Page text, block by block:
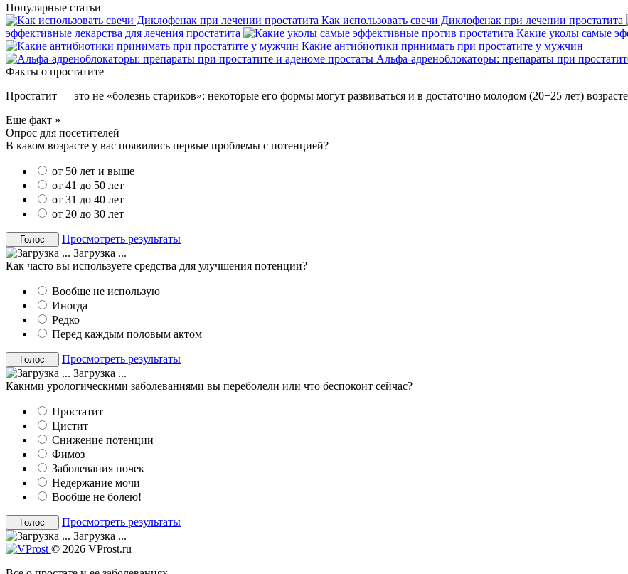
Популярные статьи
Как использовать свечи Диклофенак при лечении простатита
эффективные лекарства для лечения простатита
Какие уколы самые
Какие антибиотики принимать при простатите у мужчин
Альфа-адреноблокаторы: препараты при
Факты о простатите
Простатит — это не «болезнь стариков»: некоторые его формы могут развиваться и в достаточно молодом (20−25 лет)
Еще факт »
Опрос для посетителей
В каком возрасте у вас появились первые проблемы с потенцией?
от 50 лет и выше
от 41 до 50 лет
от 31 до 40 лет
от 20 до 30 лет
Просмотреть результаты
Загрузка ...
Как часто вы используете средства для улучшения потенции?
Вообще не использую
Иногда
Редко
Перед каждым половым актом
Просмотреть результаты
Загрузка ...
Какими урологическими заболеваниями вы переболели или что беспокоит сейчас?
Простатит
Цистит
Снижение потенции
Фимоз
Заболевания почек
Недержание мочи
Вообще не болею!
Просмотреть результаты
Загрузка ...
© 2026 VProst.ru